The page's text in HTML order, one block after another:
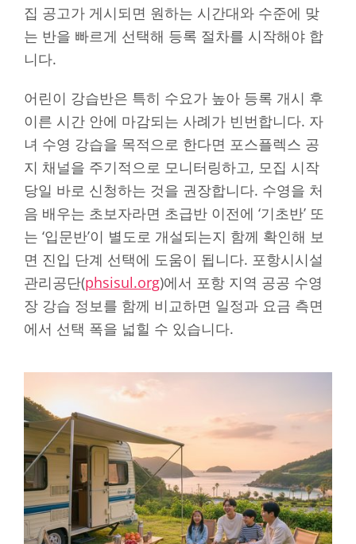
집 공고가 게시되면 원하는 시간대와 수준에 맞
는 반을 빠르게 선택해 등록 절차를 시작해야 합
니다.
어린이 강습반은 특히 수요가 높아 등록 개시 후
이른 시간 안에 마감되는 사례가 빈번합니다. 자
녀 수영 강습을 목적으로 한다면 포스플렉스 공
지 채널을 주기적으로 모니터링하고, 모집 시작
당일 바로 신청하는 것을 권장합니다. 수영을 처
음 배우는 초보자라면 초급반 이전에 ‘기초반’ 또
는 ‘입문반’이 별도로 개설되는지 함께 확인해 보
면 진입 단계 선택에 도움이 됩니다. 포항시시설
관리공단(phsisul.org)에서 포항 지역 공공 수영
장 강습 정보를 함께 비교하면 일정과 요금 측면
에서 선택 폭을 넓힐 수 있습니다.